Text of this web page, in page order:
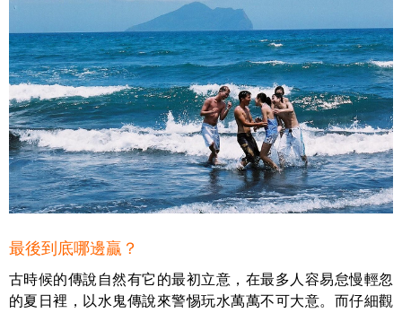
最後到底哪邊贏？
古時候的傳說自然有它的最初立意，在最多人容易怠慢輕忽
的夏日裡，以水鬼傳說來警惕玩水萬萬不可大意。而仔細觀